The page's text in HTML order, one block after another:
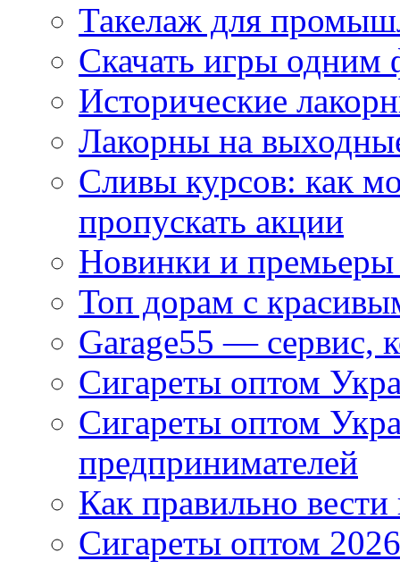
Такелаж для
Скачать игры одним
Исторические
Лакорны на
Сливы курсов: как
пропускать акции
Новинки и
Топ дорам с
Garage55 — сервис,
Сигареты оптом
Сигареты оптом
предпринимателей
Как правильно
Сигареты оптом